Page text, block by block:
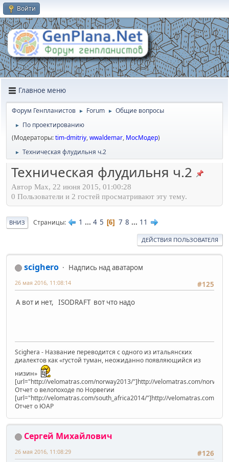
Войти
Главное меню
Форум Генпланистов ► Forum ► Общие вопросы
►
По проектированию
(Модераторы:tim-dmitriy,wwaldemar, МосМодер)
► Техническая флудильня ч.2
Техническая флудильня ч.2
Автор Max, 22 июня 2015, 01:00:28
0 Пользователи и 2 гостей просматривают эту тему.
ВНИЗ Страницы 1 ... 4 5 6 7 8 ... 11
ДЕЙСТВИЯ ПОЛЬЗОВАТЕЛЯ
scighero
Надпись над аватаром
#125
26 мая 2016, 11:08:14
А вот и нет, ISODRAFT вот что надо
Scighera - Название переводится с одного из итальянских
диалектов как «густой туман, неожиданно появляющийся из
низин»
[url="http://velomatras.com/norway2013/"]http://velomatras.com/
Отчет о велопоходе по Норвегии
[url="http://velomatras.com/south_africa2014/"]http://velomatras.com/
Отчет о ЮАР
Сергей Михайлович
#126
26 мая 2016, 11:08:29